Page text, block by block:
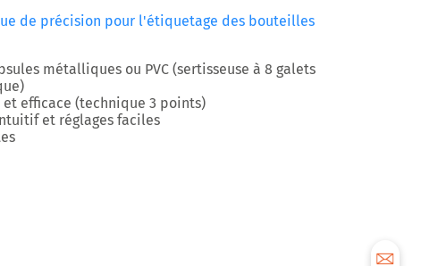
de précision pour l'étiquetage des bouteilles
métalliques ou PVC (sertisseuse à 8 galets
efficace (technique 3 points)
et réglages faciles